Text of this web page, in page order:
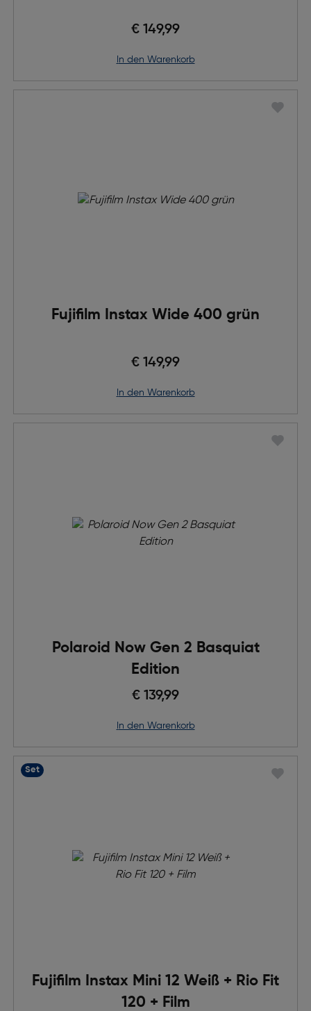
€ 149,99
in den Warenkorb
Fujifilm Instax Wide 400 grün
€ 149,99
in den Warenkorb
Polaroid Now Gen 2 Basquiat
Edition
€ 139,99
in den Warenkorb
Fujifilm Instax Mini 12 Weiß + Rio Fit
120 + Film
Set